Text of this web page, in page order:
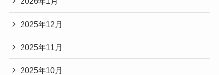
2025年12月
2025年11月
2025年10月